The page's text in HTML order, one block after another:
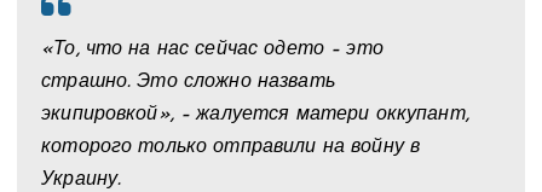
«То, что на нас сейчас одето – это
страшно. Это сложно назвать
экипировкой», – жалуется матери оккупант,
которого только отправили на войну в
Украину.